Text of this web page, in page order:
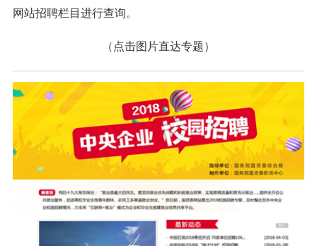
网站招聘栏目进行查询。
（点击图片直达专题）